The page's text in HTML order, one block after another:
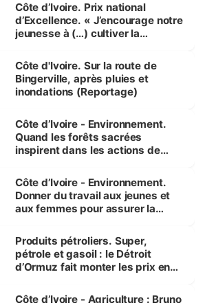
Côte d’Ivoire. Prix national
d’Excellence. « J’encourage notre
jeunesse à (…) cultiver la
(Alassane Ouattara
Côte d'Ivoire. Sur la route de
Bingerville, après pluies et
inondations (Reportage)
Côte d’Ivoire - Environnement.
Quand les forêts sacrées
inspirent dans les actions de
Côte d’Ivoire - Environnement.
Donner du travail aux jeunes et
aux femmes pour assurer la
menacées
Produits pétroliers. Super,
pétrole et gasoil : le Détroit
d’Ormuz fait monter les prix en
Côte d’Ivoire - Agriculture : Bruno